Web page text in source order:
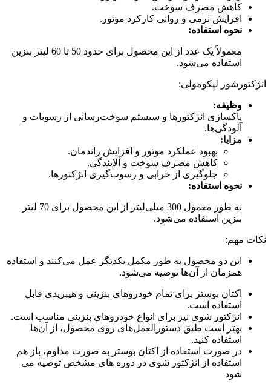
کاهش مصرف سوخت.
افزایش نرمی و روانی کارکرد موتور.
نحوه استفاده:
معمولاً یک عدد از این محصول برای حدود 50 تا 60 لیتر بنزین
استفاده می‌شود.
انژکتورشور لیکومولی:
وظیفه:
پاکسازی انژکتورها و سیستم سوخت‌رسانی از رسوبات و
آلودگی‌ها.
مزایا:
بهبود عملکرد موتور و افزایش راندمان.
کاهش مصرف سوخت و آلایندگی.
جلوگیری از خرابی و رسوب‌گیری انژکتورها.
نحوه استفاده:
به طور معمول 300 میلی‌لیتر از این محصول برای 70 لیتر
بنزین استفاده می‌شود.
نکات مهم:
این دو محصول به طور مکمل یکدیگر عمل می‌کنند و استفاده
همزمان از آن‌ها توصیه می‌شود.
اکتان بوستر برای تمام خودروهای بنزینی و هیبریدی قابل
استفاده است.
انژکتور شوی نیز برای انواع خودروهای بنزینی مناسب است.
بهتر است طبق دستورالعمل‌های روی محصول، از آن‌ها
استفاده کنید.
در صورت استفاده از اکتان بوستر به صورت مداوم، باز هم
استفاده از انژکتور شوی در دوره های مشخص توصیه می
شود